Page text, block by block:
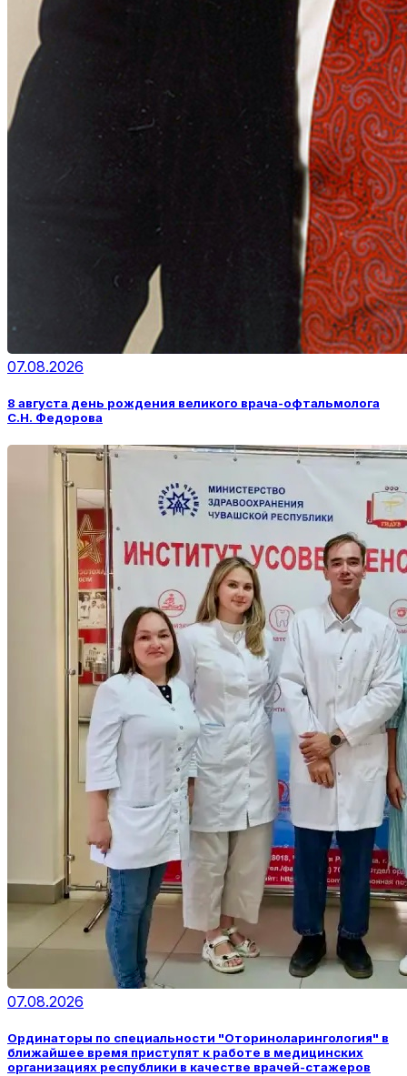
07.08.2026
8 августа день рождения великого врача-офтальмолога
С.Н. Федорова
07.08.2026
Ординаторы по специальности "Оториноларингология" в
ближайшее время приступят к работе в медицинских
организациях республики в качестве врачей-стажеров